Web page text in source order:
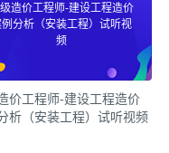
造价工程师-建设工程造价
分析（安装工程）试听视
频
价工程师-建设工程造价
析（安装工程）试听视频